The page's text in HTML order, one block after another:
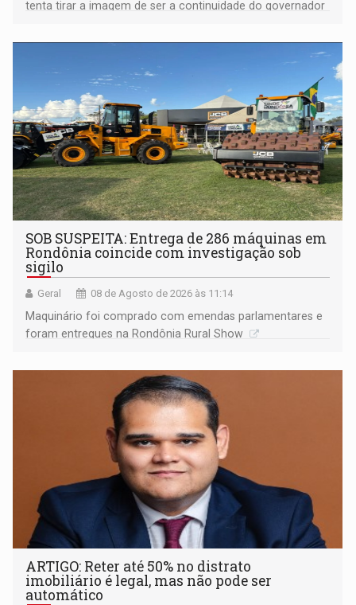
tenta tirar a imagem de ser a continuidade do governador
não ter entrado no modo eleição; ABAV faz evento em
SOB SUSPEITA: Entrega de 286 máquinas em
Rondônia coincide com investigação sob
sigilo
Geral 08 de Agosto de 2026 às 11:14
Maquinário foi comprado com emendas parlamentares e
foram entregues na Rondônia Rural Show
ARTIGO: Reter até 50% no distrato
imobiliário é legal, mas não pode ser
automático